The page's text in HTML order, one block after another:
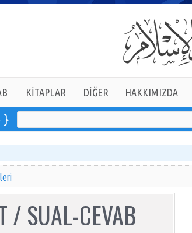
KİTAPLAR DİĞER HAKKIMIZDA
/ SUAL-CEVAB